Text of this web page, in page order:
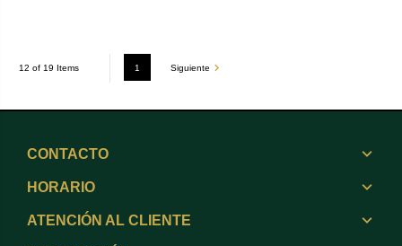
12 of 19 Items 1 Siguiente
CONTACTO
HORARIO
ATENCIÓN AL CLIENTE